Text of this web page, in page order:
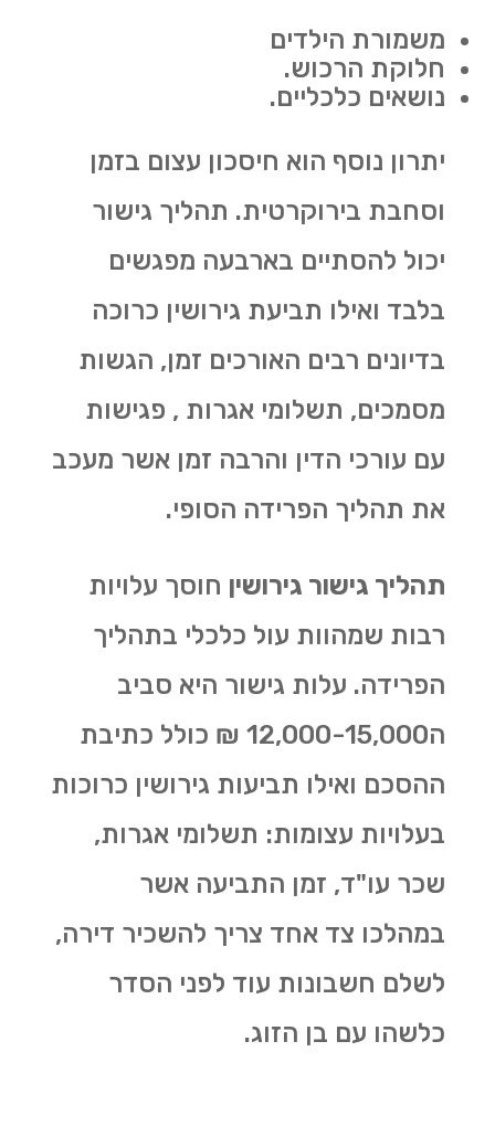
משמורת הילדים
חלוקת הרכוש.
נושאים כלכליים.
יתרון נוסף הוא חיסכון עצום בזמן
וסחבת בירוקרטית. תהליך גישור
יכול להסתיים בארבעה מפגשים
בלבד ואילו תביעת גירושין כרוכה
בדיונים רבים האורכים זמן, הגשות
מסמכים, תשלומי אגרות , פגישות
עם עורכי הדין והרבה זמן אשר מעכב
את תהליך הפרידה הסופי.
תהליך גישור גירושין חוסך עלויות
רבות שמהוות עול כלכלי בתהליך
הפרידה. עלות גישור היא סביב
ה12,000-15,000 ₪ כולל כתיבת
ההסכם ואילו תביעות גירושין כרוכות
בעלויות עצומות: תשלומי אגרות,
שכר עו"ד, זמן התביעה אשר
במהלכו צד אחד צריך להשכיר דירה,
לשלם חשבונות עוד לפני הסדר
כלשהו עם בן הזוג.